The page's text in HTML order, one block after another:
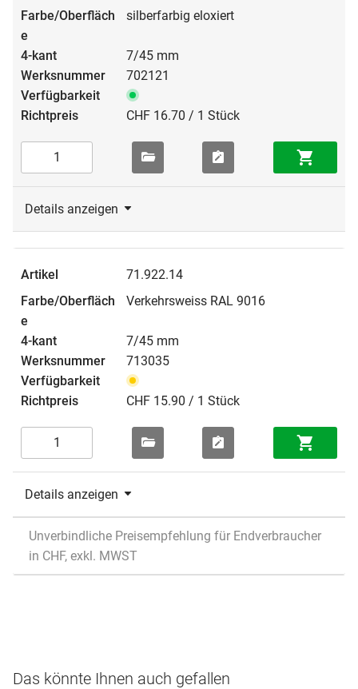
silberfarbig eloxiert
7/45 mm
702121
CHF 16.70 / 1 Stück
Details anzeigen
71.922.14
Verkehrsweiss RAL 9016
7/45 mm
713035
CHF 15.90 / 1 Stück
Details anzeigen
Unverbindliche Preisempfehlung für Endverbraucher
in CHF, exkl. MWST
Das könnte Ihnen auch gefallen